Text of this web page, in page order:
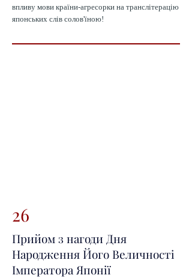
впливу мови країни-агресорки на транслітерацію
японських слів солов'їною!
26
Прийом з нагоди Дня
Народження Його Величності
Імператора Японії